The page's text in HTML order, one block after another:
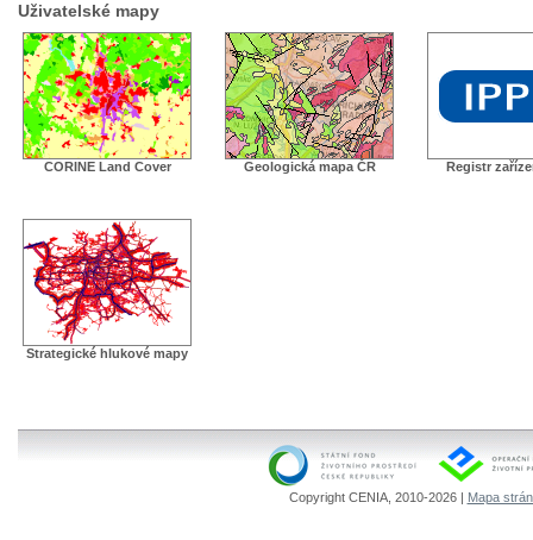
Uživatelské mapy
CORINE Land Cover Geologická mapa ČR Registr
Strategické hlukové mapy
Copyright CENIA, 2010-2026 | Mapa